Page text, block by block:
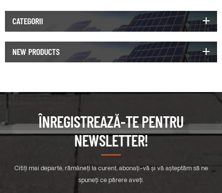
CATEGORII
NEW PRODUCTS
ÎNREGISTREAZĂ-TE PENTRU
NEWSLETTER!
Citiți mai departe, rămâneți la curent, abonați-vă și vă așteptăm să ne
spuneți ce părere aveți.